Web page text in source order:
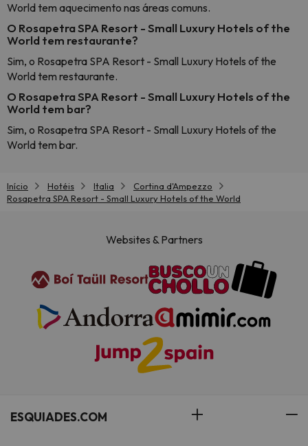
World tem aquecimento nas áreas comuns.
O Rosapetra SPA Resort - Small Luxury Hotels of the
World tem restaurante?
Sim, o Rosapetra SPA Resort - Small Luxury Hotels of the
World tem restaurante.
O Rosapetra SPA Resort - Small Luxury Hotels of the
World tem bar?
Sim, o Rosapetra SPA Resort - Small Luxury Hotels of the
World tem bar.
Início Hotéis Italia
Cortina d'Ampezzo
Rosapetra SPA Resort - Small Luxury Hotels of the World
Websites & Partners
ESQUIADES.COM